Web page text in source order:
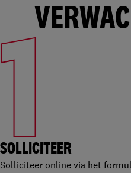
1
SOLLICITEER
Solliciteer online via het